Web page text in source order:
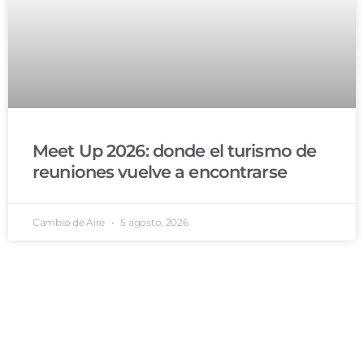
Meet Up 2026: donde el turismo de
reuniones vuelve a encontrarse
Cambio de Aire 5 agosto, 2026